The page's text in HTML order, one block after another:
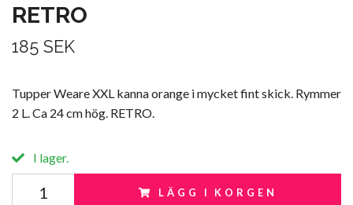
RETRO
185 SEK
Tupper Weare XXL kanna orange i mycket fint skick. Rymmer
2 L. Ca 24 cm hög. RETRO.
I lager.
LÄGG I KORGEN